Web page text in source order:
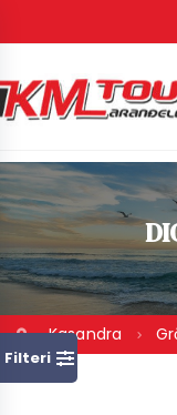
Kasandra
Filteri